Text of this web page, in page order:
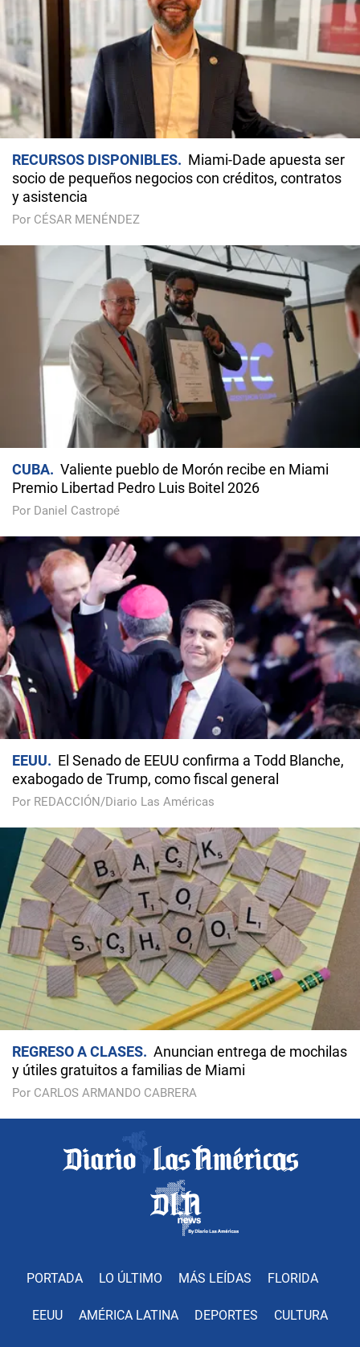
RECURSOS DISPONIBLES
Miami-Dade apuesta ser
socio de pequeños negocios con créditos, contratos
y asistencia
Por CÉSAR MENÉNDEZ
CUBA
Valiente pueblo de Morón recibe en Miami
Premio Libertad Pedro Luis Boitel 2026
Por Daniel Castropé
EEUU
El Senado de EEUU confirma a Todd Blanche,
exabogado de Trump, como fiscal general
Por REDACCIÓN/Diario Las Américas
REGRESO A CLASES
Anuncian entrega de mochilas
y útiles gratuitos a familias de Miami
Por CARLOS ARMANDO CABRERA
PORTADA LO ÚLTIMO MÁS LEÍDAS FLORIDA
EEUU AMÉRICA LATINA DEPORTES CULTURA